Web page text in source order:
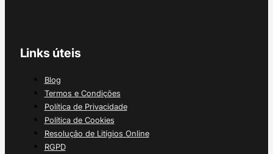
Links úteis
Blog
Termos e Condições
Política de Privacidade
Política de Cookies
Resolução de Litígios Online
RGPD